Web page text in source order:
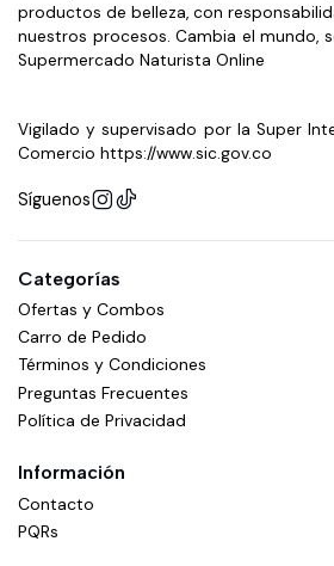
productos de belleza, con
nuestros procesos. Cambia el mundo,
Supermercado Naturista Online
Vigilado y supervisado por la Super
Comercio https://www.sic.gov.co
Síguenos
Categorías
Ofertas y Combos
Carro de Pedido
Términos y Condiciones
Preguntas Frecuentes
Política de Privacidad
Información
Contacto
PQRs